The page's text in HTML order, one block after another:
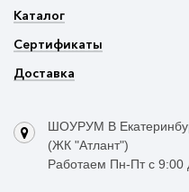
Каталог
Сертификаты
Доставка
ШОУРУМ В
(ЖК "Атлант")
Работаем Пн-Пт с 9:00